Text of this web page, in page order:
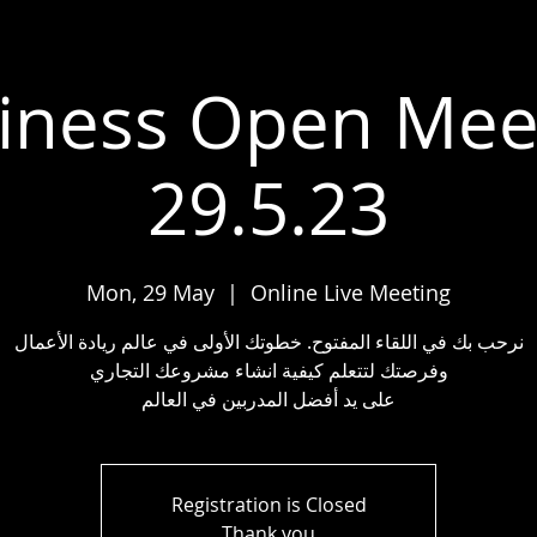
Open
29.5.23
Mon, 29 May
  |
Online Live Meeting
نرحب بك في اللقاء المفتوح. خطوتك الأولى في عالم ريادة الأعمال
وفرصتك لتتعلم كيفية انشاء مشروعك التجاري
على يد أفضل المدربين في العالم
Registration is Closed